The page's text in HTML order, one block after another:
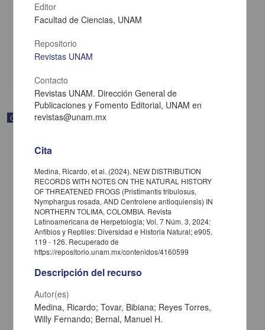
Carta de Zeferino Pérez, el general Antonio Rábago se encuentra
en la ranchería de Samalayuca
[sin fecha]
Multidisciplina
Correspondencia postal
Carta de José María Maytorena a Francisco I. Madero en la que
informa se irá a la costa por prescripción médica
Maytorena, José María
[sin fecha]
Editor
Facultad de Ciencias, UNAM
Repositorio
Revistas UNAM
Contacto
Revistas UNAM. Dirección General de
Publicaciones y Fomento Editorial, UNAM en
revistas@unam.mx
Cita
Medina, Ricardo, et al. (2024). NEW DISTRIBUTION
RECORDS WITH NOTES ON THE NATURAL HISTORY
OF THREATENED FROGS (Pristimantis tribulosus,
Nymphargus rosada, AND Centrolene antioquiensis) IN
NORTHERN TOLIMA, COLOMBIA. Revista
Latinoamericana de Herpetología; Vol. 7 Núm. 3, 2024:
Anfibios y Reptiles: Diversidad e Historia Natural; e905,
119 - 126. Recuperado de
https://repositorio.unam.mx/contenidos/4160599
Descripción del recurso
Autor(es)
Medina, Ricardo; Tovar, Bibiana; Reyes Torres,
Willy Fernando; Bernal, Manuel H.